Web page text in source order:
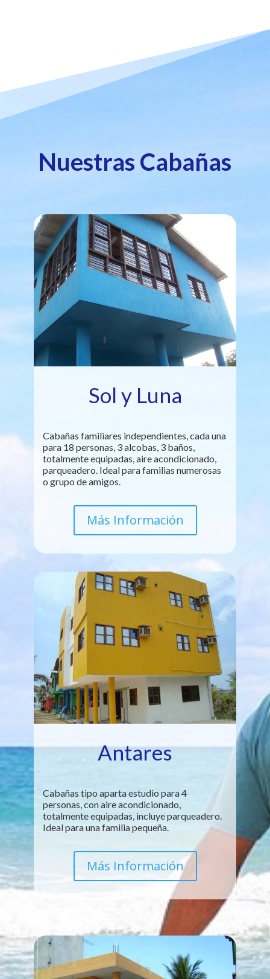
Nuestras Cabañas
Sol y Luna
Cabañas familiares independientes, cada una
para 18 personas, 3 alcobas, 3 baños,
totalmente equipadas, aire acondicionado,
parqueadero. Ideal para familias numerosas
o grupo de amigos.
Más Información
Antares
Cabañas tipo aparta estudio para 4
personas, con aire acondicionado,
totalmente equipadas, incluye parqueadero.
Ideal para una familia pequeña.
Más Información